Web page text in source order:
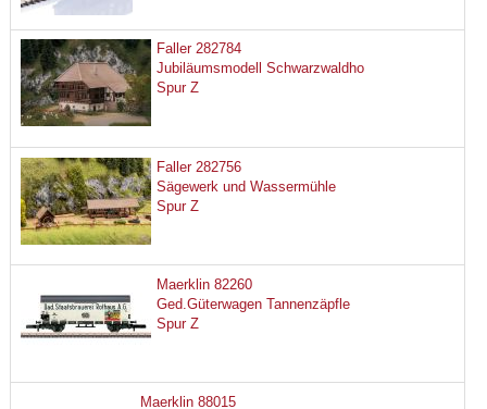
Faller 282784
Jubiläumsmodell Schwarzwaldho
Spur Z
Faller 282756
Sägewerk und Wassermühle
Spur Z
Maerklin 82260
Ged.Güterwagen Tannenzäpfle
Spur Z
Maerklin 88015